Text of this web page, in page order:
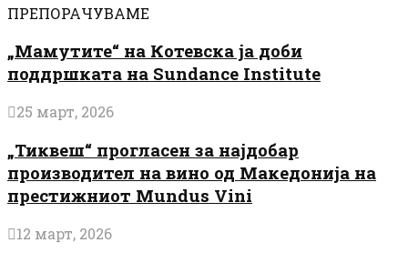
ПРЕПОРАЧУВАМЕ
„Мамутите“ на Котевска ја доби
поддршката на Sundance Institute
25 март, 2026
„Тиквеш“ прогласен за најдобар
производител на вино од Македонија на
престижниот Mundus Vini
12 март, 2026